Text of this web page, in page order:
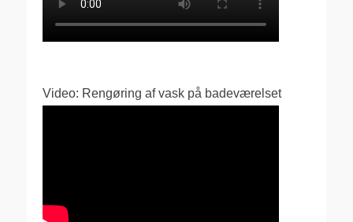
Video: Rengøring af vask på badeværelset